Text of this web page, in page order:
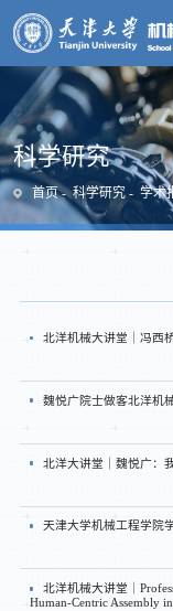
科学研究
首页 科学研究 学术
北洋机械大讲堂｜冯西
魏悦广院士做客北洋机
北洋大讲堂｜魏悦广：
天津大学机械工程学院
北洋机械大讲堂｜
Human-Centric Assembly